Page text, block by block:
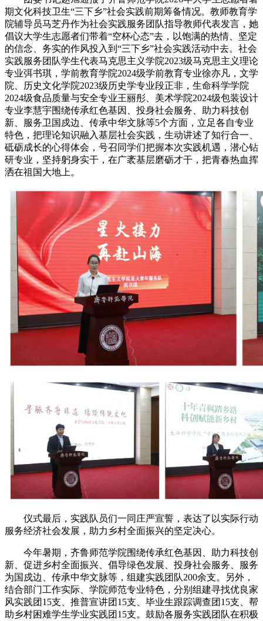
期文化科技卫生“三下乡”社会实践前期筹备情况。教师教育学
院辅导员马芝丹作为社会实践服务团队指导教师代表发言，她
倡议大学生志愿者们带着“空杯心态”去，以饱满的热情、坚定
的信念、务实的作风投入到“三下乡”社会实践活动中去。社会
实践服务团队学生代表马克思主义学院2023级马克思主义理论
专业弭书琪，学前教育学院2024级学前教育专业徐亦凡，文学
院、历史文化学院2023级历史学专业段正非，生命科学学院
2024级食品质量与安全专业王丽彤、美术学院2024级包装设计
专业李慧宇围绕传承红色基因、投身社会服务、助力科技创
新、服务卫国戍边、传承中华文脉等5个方面，立足各自专业
特色，把理论知识融入基层社会实践，生动讲述了知行合一、
砥砺成长的心得体会，号召同学们把握本次实践机遇，潜心钻
研专业，坚持躬身实干，在广袤基层磨砺才干，把青春热血挥
洒在祖国大地上。
仪式最后，实践队员们一同庄严宣誓，表达了以实际行动
服务经济社会发展，助力乡村全面振兴的坚定决心。
今年暑期，齐鲁师范学院围绕传承红色基因、助力科技创
新、促进乡村全面振兴、倡导绿色发展、投身社会服务、服务
为国戍边、传承中华文脉等，组建实践团队200余支。另外，
结合部门工作实际、学院师范专业特色，分别组建寻找优良家
风实践团15支、推普宣讲团15支、毕业生跟踪调查团15支、帮
助乡村困难学生学业实践团15支。鼓励各服务实践团队在积极